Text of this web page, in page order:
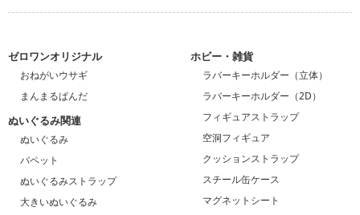
ゼロワンオリジナル
おねがいウサギ
まんまるぱんだ
ぬいぐるみ関連
ぬいぐるみ
パペット
ぬいぐるみストラップ
大きいぬいぐるみ
ホビー・雑貨
ラバーキーホルダー（立体）
ラバーキーホルダー（2D）
フィギュアストラップ
空洞フィギュア
クッションストラップ
スチール缶ケース
マグネットシート